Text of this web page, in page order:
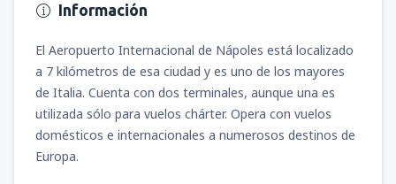
Información
El Aeropuerto Internacional de Nápoles está localizado
a 7 kilómetros de esa ciudad y es uno de los mayores
de Italia. Cuenta con dos terminales, aunque una es
utilizada sólo para vuelos chárter. Opera con vuelos
domésticos e internacionales a numerosos destinos de
Europa.